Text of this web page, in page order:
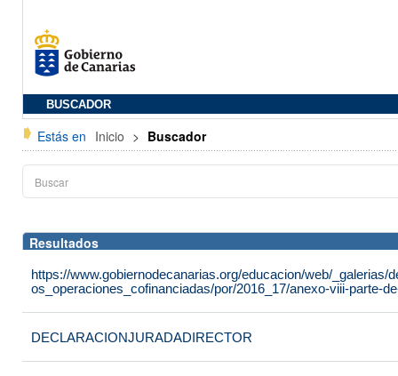
BUSCADOR
Estás en Inicio > Buscador
Resultados
https://www.gobiernodecanarias.org/educacion/web/
os_operaciones_cofinanciadas/por/2016_17/anexo-viii-parte-
DECLARACIONJURADADIRECTOR